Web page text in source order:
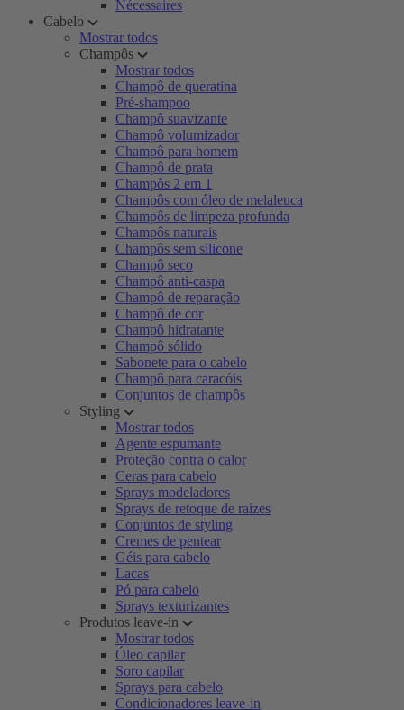
Nécessaires
Cabelo
Mostrar todos
Champôs
Mostrar todos
Champô de queratina
Pré-shampoo
Champô suavizante
Champô volumizador
Champô para homem
Champô de prata
Champôs 2 em 1
Champôs com óleo de melaleuca
Champôs de limpeza profunda
Champôs naturais
Champôs sem silicone
Champô seco
Champô anti-caspa
Champô de reparação
Champô de cor
Champô hidratante
Champô sólido
Sabonete para o cabelo
Champô para caracóis
Conjuntos de champôs
Styling
Mostrar todos
Agente espumante
Proteção contra o calor
Ceras para cabelo
Sprays modeladores
Sprays de retoque de raízes
Conjuntos de styling
Cremes de pentear
Géis para cabelo
Lacas
Pó para cabelo
Sprays texturizantes
Produtos leave-in
Mostrar todos
Óleo capilar
Soro capilar
Sprays para cabelo
Condicionadores leave-in